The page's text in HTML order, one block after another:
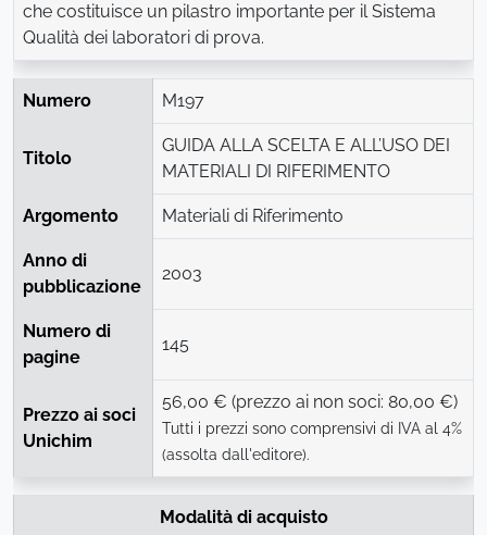
che costituisce un pilastro importante per il Sistema
Qualità dei laboratori di prova.
Numero M197
Titolo
GUIDA ALLA SCELTA E ALL’USO DEI
MATERIALI DI RIFERIMENTO
Argomento Materiali di Riferimento
Anno di
pubblicazione
2003
Numero di
pagine
145
Prezzo ai soci
Unichim
56,00 € (prezzo ai non soci: 80,00 €)
Tutti i prezzi sono comprensivi di IVA al 4%
(assolta dall'editore).
Modalità di acquisto